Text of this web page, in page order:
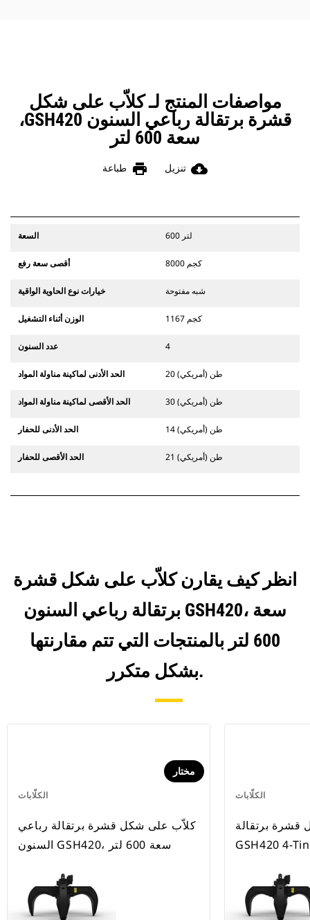
مواصفات المنتج لـ كلاّب على شكل
قشرة برتقالة رباعي السنون GSH420،
سعة 600 لتر
cloud_download تنزيل print طباعة
السعة 600 لتر
أقصى سعة رفع 8000 كجم
خيارات نوع الحاوية الواقية شبه مفتوحة
الوزن أثناء التشغيل 1167 كجم
عدد السنون 4
الحد الأدنى لماكينة مناولة المواد 20 طن (أمريكي)
الحد الأقصى لماكينة مناولة المواد 30 طن (أمريكي)
الحد الأدنى للحفار 14 طن (أمريكي)
الحد الأقصى للحفار 21 طن (أمريكي)
انظر كيف يقارن كلاّب على شكل قشرة
برتقالة رباعي السنون GSH420، سعة
600 لتر بالمنتجات التي تتم مقارنتها
بشكل متكرر.
الكلّابات
مختار
كلاّب على شكل قشرة برتقالة رباعي
السنون GSH420، سعة 600 لتر
الكلّابات
برتقالة